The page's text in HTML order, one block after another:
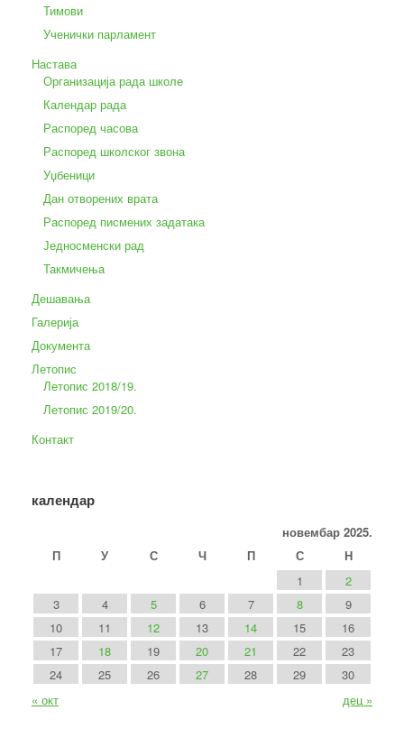
Тимови
Ученички парламент
Настава
Организација рада школе
Календар рада
Распоред часова
Распоред школског звона
Уџбеници
Дан отворених врата
Распоред писмених задатака
Једносменски рад
Такмичења
Дешавања
Галерија
Документа
Летопис
Летопис 2018/19.
Летопис 2019/20.
Контакт
календар
новембар 2025.
П
У С Ч П С
Н
1
2
3
4 5 6 7 8
9
10
11 12 13 14 15
16
17
18 19 20 21 22
23
24
25 26 27 28 29
30
« окт
дец »